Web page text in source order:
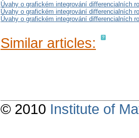
Úvahy o grafickém integrování differencialních
Úvahy o grafickém integrování differencialních
Úvahy o grafickém integrování differencialních
Similar articles:
© 2010 Institute of